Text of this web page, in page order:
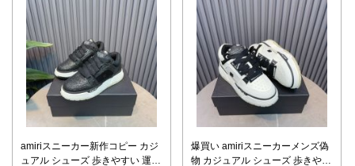
amiriスニーカー新作コピー カジ
ュアル シューズ 歩きやすい 運動
爆買い amiriスニーカーメンズ偽
物 カジュアル シューズ 歩きやす